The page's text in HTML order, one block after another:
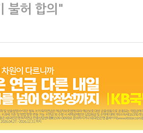
불허 합의"